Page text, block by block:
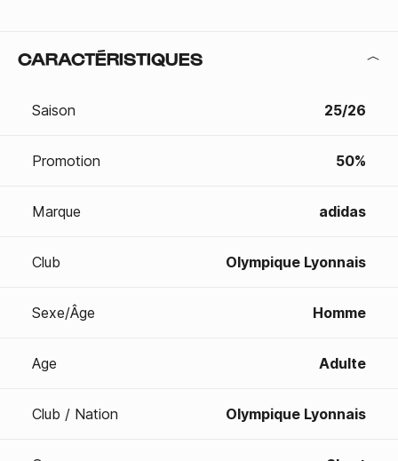
CARACTÉRISTIQUES
Saison 25/26
Promotion 50%
Marque adidas
Club Olympique Lyonnais
Sexe/Âge Homme
Age Adulte
Club / Nation Olympique Lyonnais